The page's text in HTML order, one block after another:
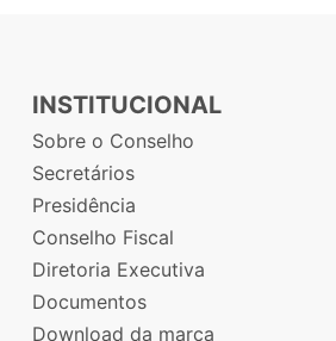
INSTITUCIONAL
Sobre o Conselho
Secretários
Presidência
Conselho Fiscal
Diretoria Executiva
Documentos
Download da marca